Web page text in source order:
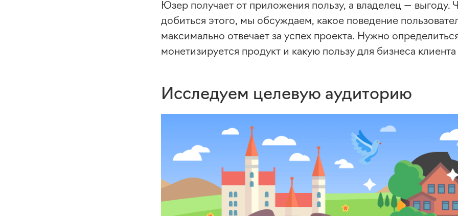
Юзер получает от приложения пользу, а владелец — выгоду.
добиться этого, мы обсуждаем, какое поведение
максимально отвечает за успех проекта. Нужно
монетизируется продукт и какую пользу для бизнеса
Исследуем целевую аудиторию